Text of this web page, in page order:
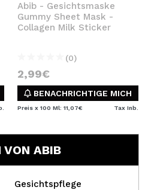
Abib - Gesichtsmaske
Gummy Sheet Mask -
Collagen Milk Sticker
(0)
2,99€
BENACHRICHTIGE MICH
Preis x 100 Ml: 11,07€ Tax Inb.
VON ABIB
Gesichtspflege